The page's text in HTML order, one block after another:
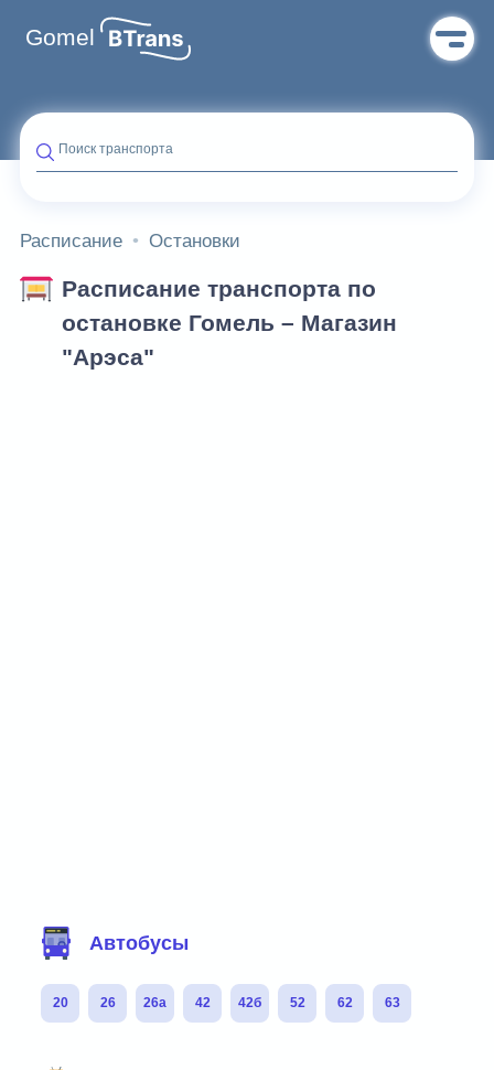
Gomel
Поиск транспорта
Расписание Остановки
Расписание транспорта по
остановке Гомель – Магазин
"Арэса"
Автобусы
20 26 26а 42 42б 52 62 63